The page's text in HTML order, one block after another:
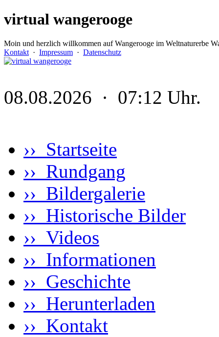
virtual wangerooge
Moin und herzlich willkommen auf Wangerooge im Weltnaturerbe
Kontakt · Impressum · Datenschutz
08.08.2026 · 07:12 Uhr.
›› Startseite
›› Rundgang
›› Bildergalerie
›› Historische Bilder
›› Videos
›› Informationen
›› Geschichte
›› Herunterladen
›› Kontakt